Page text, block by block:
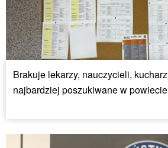
Brakuje lekarzy, nauczycieli,
najbardziej poszukiwane w